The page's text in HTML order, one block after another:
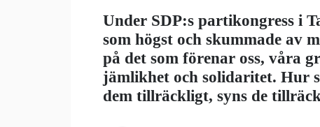
Under SDP:s partikongress i
som högst och skummade av
på det som förenar oss, våra
jämlikhet och solidaritet. Hur
dem tillräckligt, syns de